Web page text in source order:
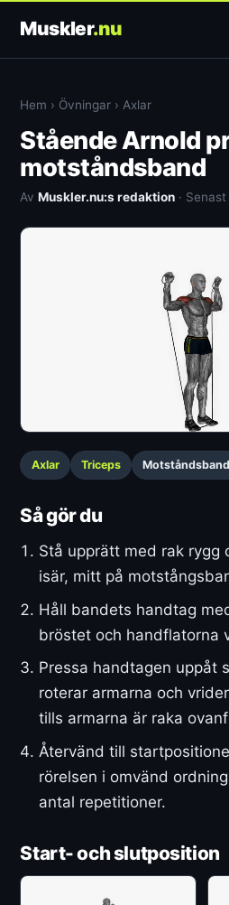
Muskler.nu
Hem › Övningar › Axlar
Stående Arnold
motståndsband
AvMuskler.nu:s redaktion ·
Axlar Triceps Motståndsband
Så gör du
Stå upprätt med rak
isär, mitt på
Håll bandets handtag
bröstet och handflatorna
Pressa handtagen uppåt
roterar armarna och
tills armarna är raka
Återvänd till
rörelsen i omvänd
antal repetitioner.
Start- och slutposition